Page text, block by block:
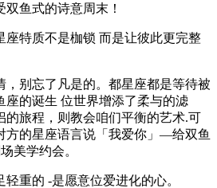
鱼式的诗意周末！
座特质不是枷锁 而是让彼此更完整
，别忘了凡是的。都星座都是等待被
座的诞生 位世界增添了柔与的滤
的旅程，则教会咱们平衡的艺术.可
方的星座语言说「我爱你」—给双鱼
美学约会。
重的 -是愿意位爱进化的心。